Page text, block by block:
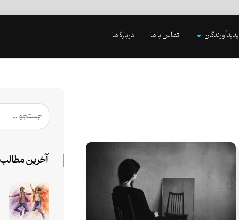
پدیدآورندگان تماس با ما دربارۀ ما
آخرین مطالب